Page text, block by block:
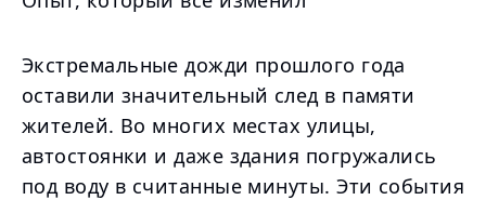
Экстремальные дожди прошлого года
оставили значительный след в памяти
жителей. Во многих местах улицы,
автостоянки и даже здания погружались
под воду в считанные минуты. Эти события